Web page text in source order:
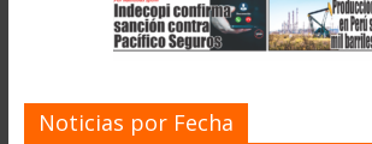
Noticias por Fecha